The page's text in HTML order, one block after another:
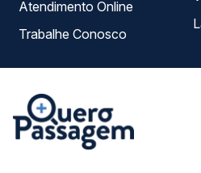
Atendimento Online
Trabalhe Conosco